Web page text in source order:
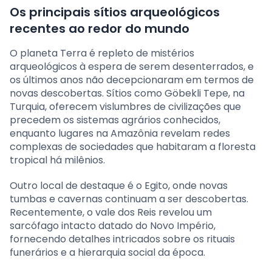
Os principais sítios arqueológicos
recentes ao redor do mundo
O planeta Terra é repleto de mistérios
arqueológicos à espera de serem desenterrados, e
os últimos anos não decepcionaram em termos de
novas descobertas. Sítios como Göbekli Tepe, na
Turquia, oferecem vislumbres de civilizações que
precedem os sistemas agrários conhecidos,
enquanto lugares na Amazônia revelam redes
complexas de sociedades que habitaram a floresta
tropical há milênios.
Outro local de destaque é o Egito, onde novas
tumbas e cavernas continuam a ser descobertas.
Recentemente, o vale dos Reis revelou um
sarcófago intacto datado do Novo Império,
fornecendo detalhes intricados sobre os rituais
funerários e a hierarquia social da época.